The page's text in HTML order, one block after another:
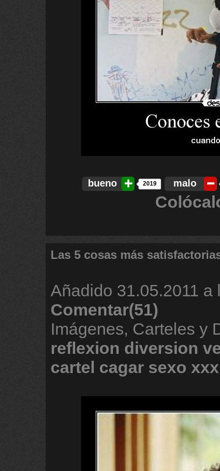
bueno 2019 malo
Las 5 cosas más
Añadido 31.05.2011 a
Comentar(51)
Imágenes, Carteles y
reflexion diversion
cartel cagar sexo xxx